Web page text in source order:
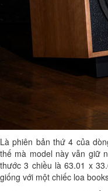
Là phiên bản thứ 4 của
thế mà model này vẫn giữ
thước 3 chiều là 63.01 x
giống với một chiếc loa